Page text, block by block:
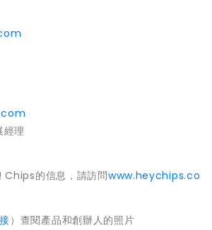
理
Chips的信息，請訪問www.heychips.co
）查閱產品和創辦人的照片